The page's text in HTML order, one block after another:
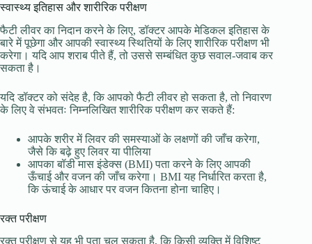
स्वास्थ्य इतिहास और शारीरिक परीक्षण
फैटी लीवर का निदान करने के लिए, डॉक्टर आपके मेडिकल इतिहास के
बारे में पूछेगा और आपकी स्वास्थ्य स्थितियों के लिए शारीरिक परीक्षण भी
करेगा। यदि आप शराब पीते हैं, तो उससे सम्बंधित कुछ सवाल-जवाब कर
सकता है।
यदि डॉक्टर को संदेह है, कि आपको फैटी लीवर हो सकता है, तो निवारण
के लिए वे संभवतः निम्नलिखित शारीरिक परीक्षण कर सकते हैं:
आपके शरीर में लिवर की समस्याओं के लक्षणों की जाँच करेगा,
जैसे कि बढ़े हुए लिवर या पीलिया
आपका बॉडी मास इंडेक्स (BMI) पता करने के लिए आपकी
ऊँचाई और वजन की जाँच करेगा। BMI यह निर्धारित करता है,
कि ऊंचाई के आधार पर वजन कितना होना चाहिए।
रक्त परीक्षण
रक्त परीक्षण से यह भी पता चल सकता है, कि किसी व्यक्ति में विशिष्ट